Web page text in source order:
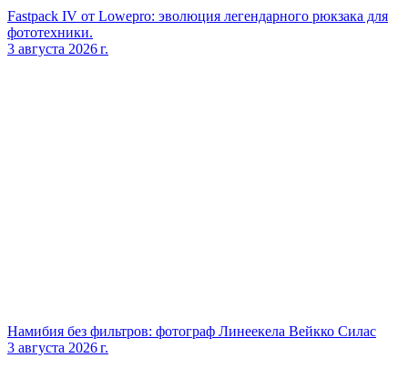
Fastpack IV от Lowepro: эволюция легендарного рюкзака для
фототехники.
3 августа 2026 г.
Намибия без фильтров: фотограф Линеекела Вейкко Силас
3 августа 2026 г.